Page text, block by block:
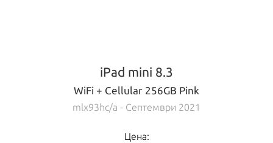
iPad mini 8.3
WiFi + Cellular 256GB Pink
mlx93hc/a - Септември 2021
Цена: